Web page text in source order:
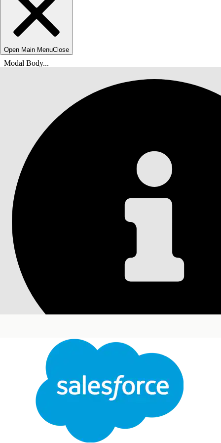
Open Main MenuClose
Modal Body...
Den här texten har översatts med Salesforces maskinöversättningssystem. Mer information
Användarprofiler
Lägg till de användarprofilbehörigheter som
Services och skapa sedan användare.
Tillgängliga i: Lightning Experience
Tillgängliga i:
Enterpriseoch
Konfigurera användarprofilbehörigheter för
Aktivera de behörigheter och
Systemadministratör.
Skapa användare för Financial Services
Skapa användare och tilldela dem de profiler